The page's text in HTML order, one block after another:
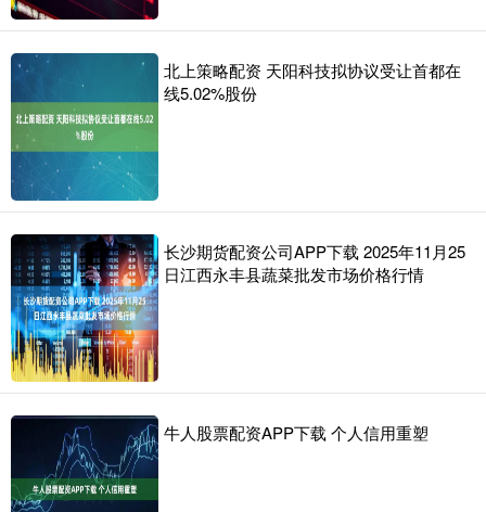
北上策略配资 天阳科技拟协议受让首都在
线5.02%股份
长沙期货配资公司APP下载 2025年11月25
日江西永丰县蔬菜批发市场价格行情
牛人股票配资APP下载 个人信用重塑